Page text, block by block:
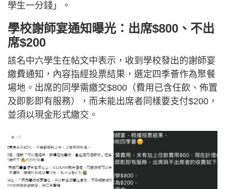
學生一分錢」。
學校謝師宴通知曝光：出席$800、不出
席$200
該名中六學生在帖文中表示，收到學校發出的謝師宴
繳費通知，內容指經投票結果，選定四季薈作為聚餐
場地。出席的同學需繳交$800（費用已含任飲、佈置
及即影即有服務），而未能出席者同樣要支付$200，
並須以現金形式繳交。